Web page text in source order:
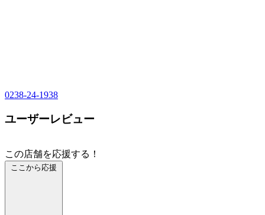
0238-24-1938
ユーザーレビュー
この店舗を応援する！
ここから応援